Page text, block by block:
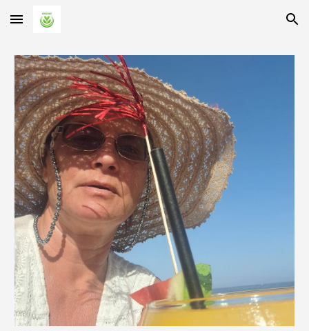
Skip to main content Skip to navigation